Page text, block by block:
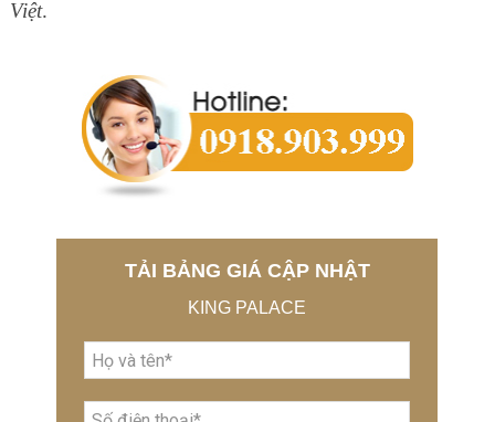
Việt.
TẢI BẢNG GIÁ CẬP NHẬT
KING PALACE